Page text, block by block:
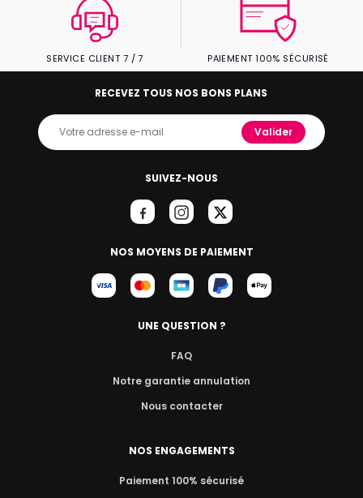
SERVICE CLIENT 7 / 7 PAIEMENT 100% SÉCURISÉ
SUIVEZ-NOUS
NOS MOYENS DE PAIEMENT
RECEVEZ TOUS NOS BONS PLANS
Valider
UNE QUESTION ?
FAQ
Notre garantie annulation
Nous contacter
NOS ENGAGEMENTS
Paiement 100% sécurisé